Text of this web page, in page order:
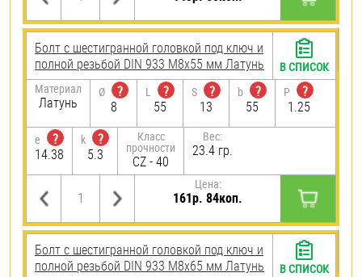
Болт с шестигранной головкой под ключ и
полной резьбой DIN 933 М8х55 мм Латунь
Материал
Латунь
Ø
?
8
L
?
55
S
?
13
b
?
55
P
?
1.25
e
?
14.38
k
?
5.3
Класс
прочности
CZ - 40
Вес:
23.4 гр.
Цена:
161р. 84коп.
В СПИСОК
Болт с шестигранной головкой под ключ и
полной резьбой DIN 933 М8х65 мм Латунь
В СПИСОК